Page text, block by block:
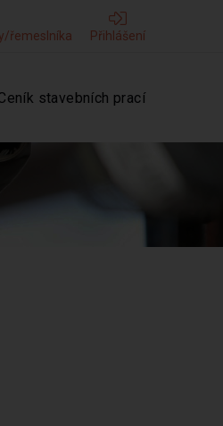
řemeslníka Přihlášení
stavebních prací